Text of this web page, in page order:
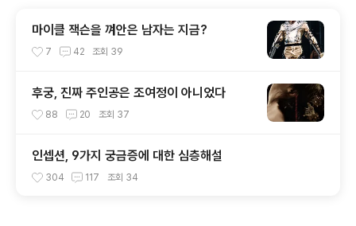
마이클 잭슨을 껴안은 남자는 지금?
7 42 조회 39
후궁, 진짜 주인공은 조여정이 아니었다
88 20 조회 37
인셉션, 9가지 궁금증에 대한 심층해설
304 117 조회 34